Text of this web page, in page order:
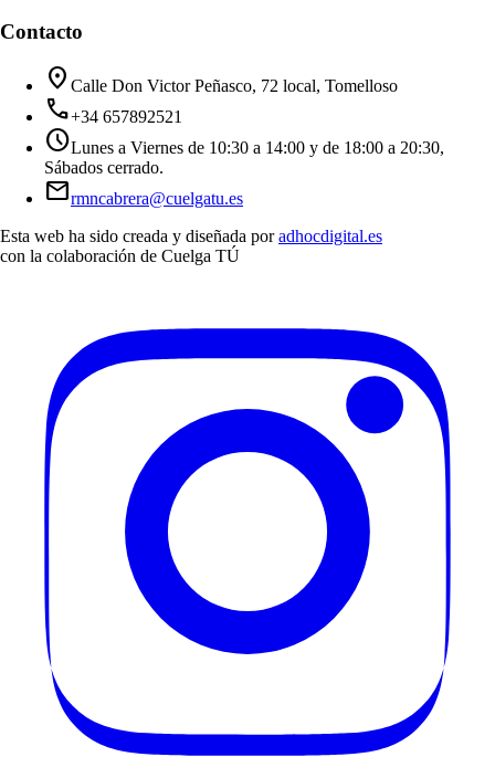
Contacto
location_on Calle Don Victor Peñasco, 72 local, Tomelloso
call+34 657892521
scheduleLunes a Viernes de 10:30 a 14:00 y de 18:00 a 20:30,
Sábados cerrado.
mailrmncabrera@cuelgatu.es
Esta web ha sido creada y diseñada por adhocdigital.es
con la colaboración de Cuelga TÚ